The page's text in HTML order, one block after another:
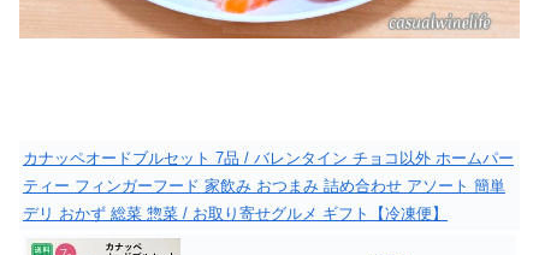
カナッペオードブルセット 7品 / バレンタイン チョコ以外 ホームパー
ティー フィンガーフード 家飲み おつまみ 詰め合わせ アソート 簡単
デリ おかず 総菜 惣菜 / お取り寄せグルメ ギフト【冷凍便】